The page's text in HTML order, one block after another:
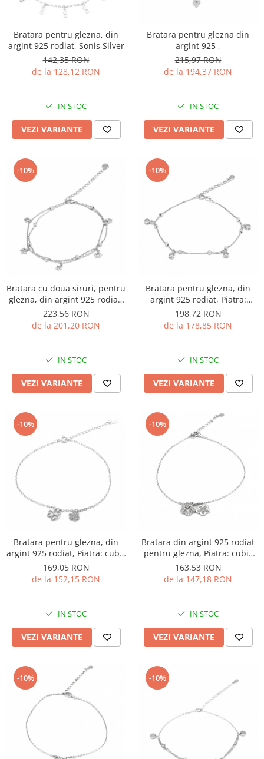
PIERCING
SETURI BIJUTERII
ACE DE CRAVATA
BRATARA TIP ROZARIU
LANTURI TIP ROZARIU
Bratara pentru glezna, din
argint 925 rodiat, Sonis Silver
142,35 RON
de la 128,12 RON
IN STOC
VEZI VARIANTE
Bratara pentru glezna din
argint 925 ,
215,97 RON
de la 194,37 RON
IN STOC
VEZI VARIANTE
-10%
Bratara cu doua siruri, pentru
glezna, din argint 925 rodiat,
Piatra: cubic zirconia, Culoare:
transparenta, Sonis Silver
223,56 RON
de la 201,20 RON
IN STOC
VEZI VARIANTE
-10%
Bratara pentru glezna, din
argint 925 rodiat, Piatra:
zirconia fatetata, Culoare:
transparenta, Sonis Silver
198,72 RON
de la 178,85 RON
IN STOC
VEZI VARIANTE
-10%
Bratara pentru glezna, din
argint 925 rodiat, Piatra: cubic
zirconia, Culoare:
transparenta, Sonis Silver
169,05 RON
de la 152,15 RON
IN STOC
VEZI VARIANTE
-10%
Bratara din argint 925 rodiat
pentru glezna, Piatra: cubic
zirconia,Sonis Silver
163,53 RON
de la 147,18 RON
IN STOC
VEZI VARIANTE
-10% -10%